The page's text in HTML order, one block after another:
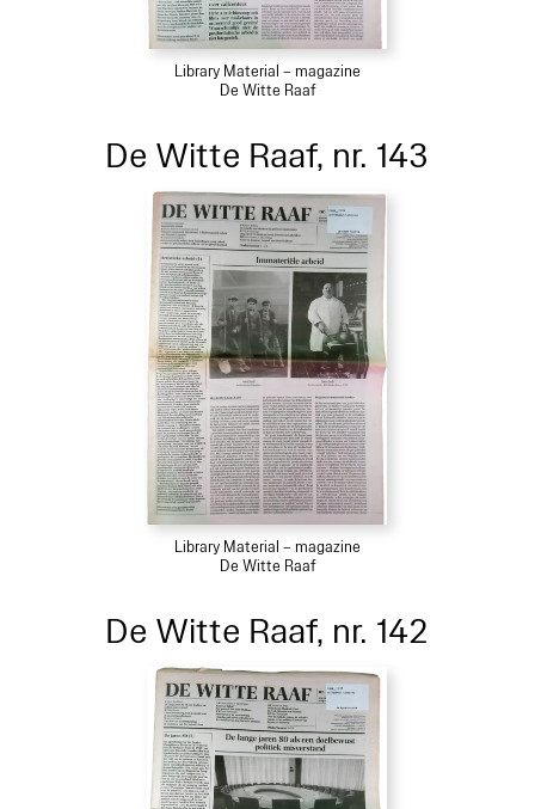
Library Material – magazine
De Witte Raaf
De Witte Raaf, nr. 143
Library Material – magazine
De Witte Raaf
De Witte Raaf, nr. 142